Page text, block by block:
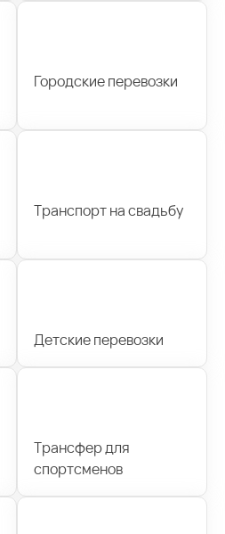
Городские перевозки
Транспорт на свадьбу
Детские перевозки
Трансфер для
спортсменов